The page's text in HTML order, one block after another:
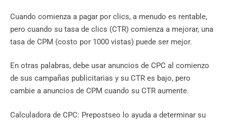
Cuando comienza a pagar por clics, a menudo es rentable,
pero cuando su tasa de clics (CTR) comienza a mejorar, una
tasa de CPM (costo por 1000 vistas) puede ser mejor.
En otras palabras, debe usar anuncios de CPC al comienzo
de sus campañas publicitarias y su CTR es bajo, pero
cambie a anuncios de CPM cuando su CTR aumente.
Calculadora de CPC: Prepostseo lo ayuda a determinar su